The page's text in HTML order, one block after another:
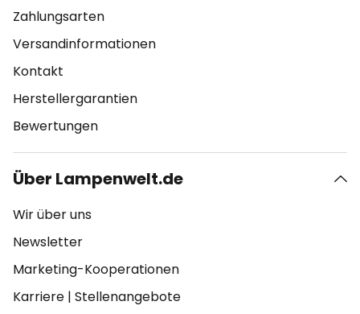
Zahlungsarten
Versandinformationen
Kontakt
Herstellergarantien
Bewertungen
Über Lampenwelt.de
Wir über uns
Newsletter
Marketing-Kooperationen
Karriere | Stellenangebote